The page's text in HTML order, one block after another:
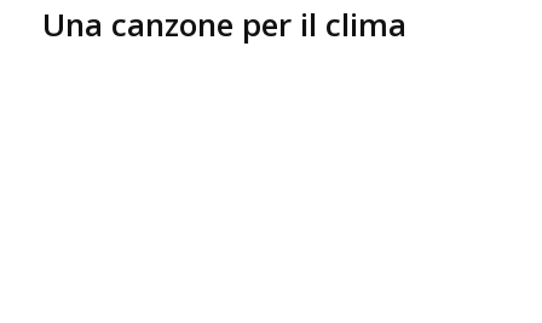
Una canzone per il clima